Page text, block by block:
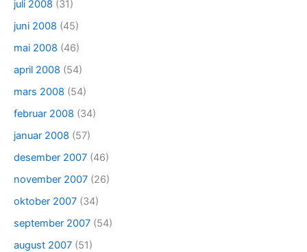
juli 2008 (31)
juni 2008 (45)
mai 2008 (46)
april 2008 (54)
mars 2008 (54)
februar 2008 (34)
januar 2008 (57)
desember 2007 (46)
november 2007 (26)
oktober 2007 (34)
september 2007 (54)
august 2007 (51)